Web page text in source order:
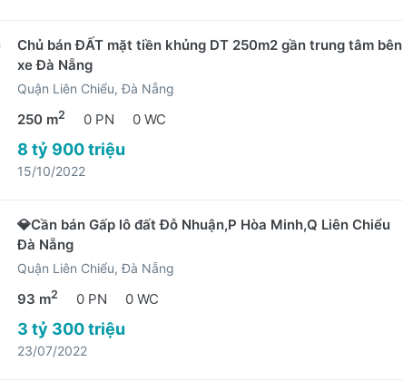
Chủ bán ĐẤT mặt tiền khủng DT 250m2 gần trung tâm bên
xe Đà Nẵng
Quận Liên Chiểu, Đà Nẵng
250 m2 0 PN 0 WC
8 tỷ 900 triệu
15/10/2022
💎Cần bán Gấp lô đất Đỗ Nhuận,P Hòa Minh,Q Liên Chiểu
Đà Nẵng
Quận Liên Chiểu, Đà Nẵng
93 m2 0 PN 0 WC
3 tỷ 300 triệu
23/07/2022